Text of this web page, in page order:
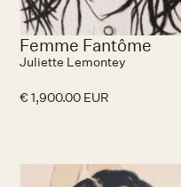
Femme Fantôme
Juliette Lemontey
€ 1,900.00 EUR